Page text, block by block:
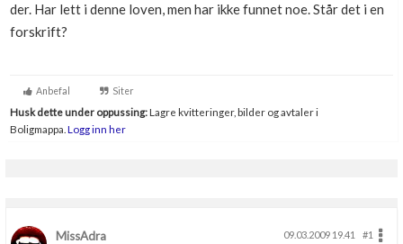
Boligmappa+
Få mer ut av Boligmappa
der. Har lett i denne loven, men har ikke funnet noe. Står det i en
forskrift?
Anbefal Siter
Husk dette under oppussing:Lagre kvitteringer, bilder og avtaler i
Boligmappa. Logg inn her
MissAdra 09.03.2009 19.41
#1